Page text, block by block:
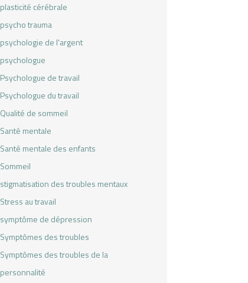
plasticité cérébrale
psycho trauma
psychologie de l'argent
psychologue
Psychologue de travail
Psychologue du travail
Qualité de sommeil
Santé mentale
Santé mentale des enfants
Sommeil
stigmatisation des troubles mentaux
Stress au travail
symptôme de dépression
Symptômes des troubles
Symptômes des troubles de la
personnalité